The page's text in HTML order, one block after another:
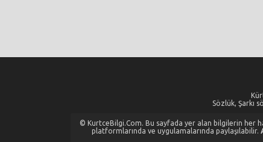
Sözlük, Şarkı
© KurtceBilgi.Com. Bu sayfada yer alan bilgilerin her
platformlarında ve uygulamalarında paylaşılabilir.